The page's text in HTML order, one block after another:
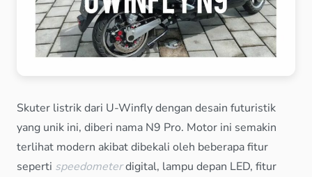
Skuter listrik dari U-Winfly dengan desain futuristik
yang unik ini, diberi nama N9 Pro. Motor ini semakin
terlihat modern akibat dibekali oleh beberapa fitur
seperti speedometerdigital, lampu depan LED, fitur